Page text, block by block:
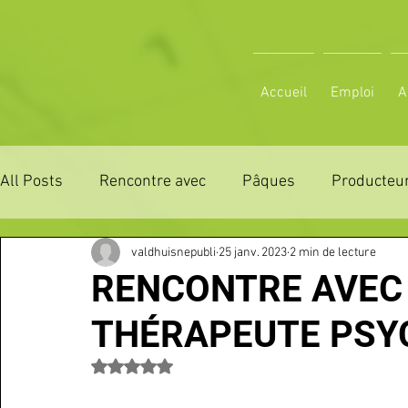
Accueil Emploi
All Posts Rencontre avec Pâques
ZONE DE DISTRIBUTION 28 ZONE DE
3 JOURS LA FERTE COMICE AGRICOLE POLE
RENCONTRE
THÉRAPEUTE
valdhuisnepubli 25 janv. 2023 2 min de lecture
Noté NaN étoiles sur 5.